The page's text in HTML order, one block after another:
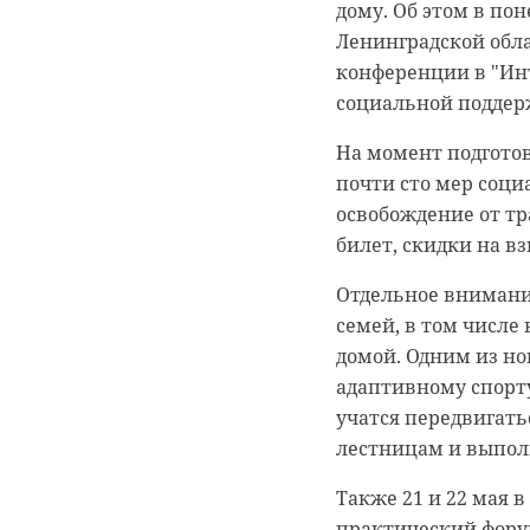
дому. Об этом в
Ленинградской
конференции в
социальной
На момент
почти сто мер
освобождение от
билет, скидки на
Отдельное
семей, в том
домой. Одним из
адаптивному
учатся
лестницам и
Также 21 и 22 мая
подавать свои
проекты и планы
Перед гостями
вопросам
сохранению
Он подчеркнул
инициатив и
который
За пять лет в
приняли участие
получили
По словам главы
голосования
уже отдали 94 930
«Большей
Принять участие в
Присоединиться к
Фото: https://